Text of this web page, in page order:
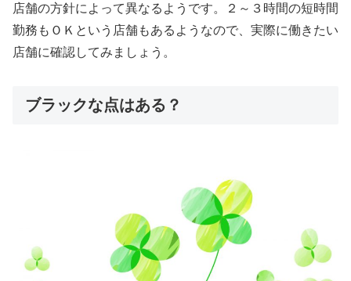
店舗の方針によって異なるようです。２～３時間の短時間
勤務もＯＫという店舗もあるようなので、実際に働きたい
店舗に確認してみましょう。
ブラックな点はある？